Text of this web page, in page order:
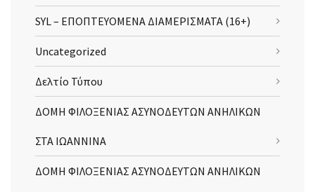
SYL – ΕΠΟΠΤΕΥΟΜΕΝΑ ΔΙΑΜΕΡΙΣΜΑΤΑ (16+)
Uncategorized
Δελτίο Τύπου
ΔΟΜΗ ΦΙΛΟΞΕΝΙΑΣ ΑΣΥΝΟΔΕΥΤΩΝ ΑΝΗΛΙΚΩΝ
ΣΤΑ ΙΩΑΝΝΙΝΑ
ΔΟΜΗ ΦΙΛΟΞΕΝΙΑΣ ΑΣΥΝΟΔΕΥΤΩΝ ΑΝΗΛΙΚΩΝ